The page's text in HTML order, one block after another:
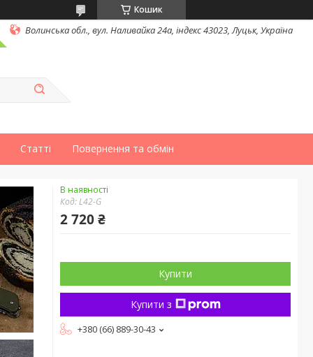
Кошик
Волинська обл., вул. Наливайка 24а, індекс 43023, Луцьк, Україна
Статті Повернення та обмін
В наявності
Код:L42-G
2 720 ₴
Купити
Купити з
+380 (66) 889-30-43